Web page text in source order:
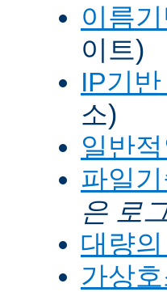
이름
이트)
IP기
소)
일반
파일
은 로
대량
가상